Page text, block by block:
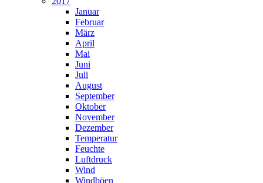
Januar
Februar
März
April
Mai
Juni
Juli
August
September
Oktober
November
Dezember
Temperatur
Feuchte
Luftdruck
Wind
Windböen